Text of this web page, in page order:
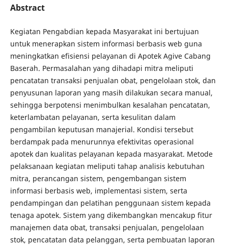
Abstract
Kegiatan Pengabdian kepada Masyarakat ini bertujuan
untuk menerapkan sistem informasi berbasis web guna
meningkatkan efisiensi pelayanan di Apotek Agive Cabang
Baserah. Permasalahan yang dihadapi mitra meliputi
pencatatan transaksi penjualan obat, pengelolaan stok, dan
penyusunan laporan yang masih dilakukan secara manual,
sehingga berpotensi menimbulkan kesalahan pencatatan,
keterlambatan pelayanan, serta kesulitan dalam
pengambilan keputusan manajerial. Kondisi tersebut
berdampak pada menurunnya efektivitas operasional
apotek dan kualitas pelayanan kepada masyarakat. Metode
pelaksanaan kegiatan meliputi tahap analisis kebutuhan
mitra, perancangan sistem, pengembangan sistem
informasi berbasis web, implementasi sistem, serta
pendampingan dan pelatihan penggunaan sistem kepada
tenaga apotek. Sistem yang dikembangkan mencakup fitur
manajemen data obat, transaksi penjualan, pengelolaan
stok, pencatatan data pelanggan, serta pembuatan laporan